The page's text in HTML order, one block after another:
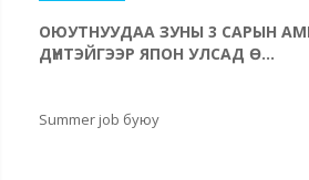
ОЮУТНУУДАА ЗУНЫ 3 САРЫН
ДҮНТЭЙГЭЭР ЯПОН УЛСАД Ө...
Summer job буюу